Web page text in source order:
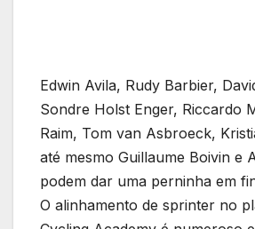
Edwin Avila, Rudy Barbier,
Sondre Holst Enger, Riccardo
Raim, Tom van Asbroeck,
até mesmo Guillaume Boivin e
podem dar uma perninha em
O alinhamento de sprinter no